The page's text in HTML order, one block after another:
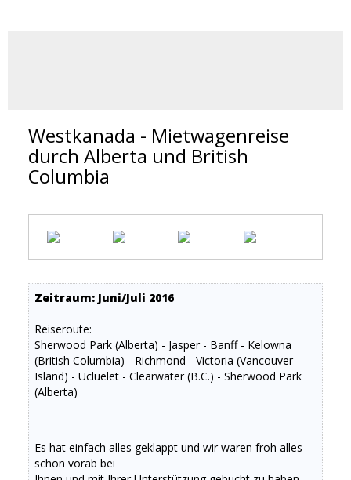
Westkanada - Mietwagenreise
durch Alberta und British
Columbia
Zeitraum: Juni/Juli 2016
Reiseroute:
Sherwood Park (Alberta) - Jasper - Banff - Kelowna
(British Columbia) - Richmond - Victoria (Vancouver
Island) - Ucluelet - Clearwater (B.C.) - Sherwood Park
(Alberta)
Es hat einfach alles geklappt und wir waren froh alles
schon vorab bei